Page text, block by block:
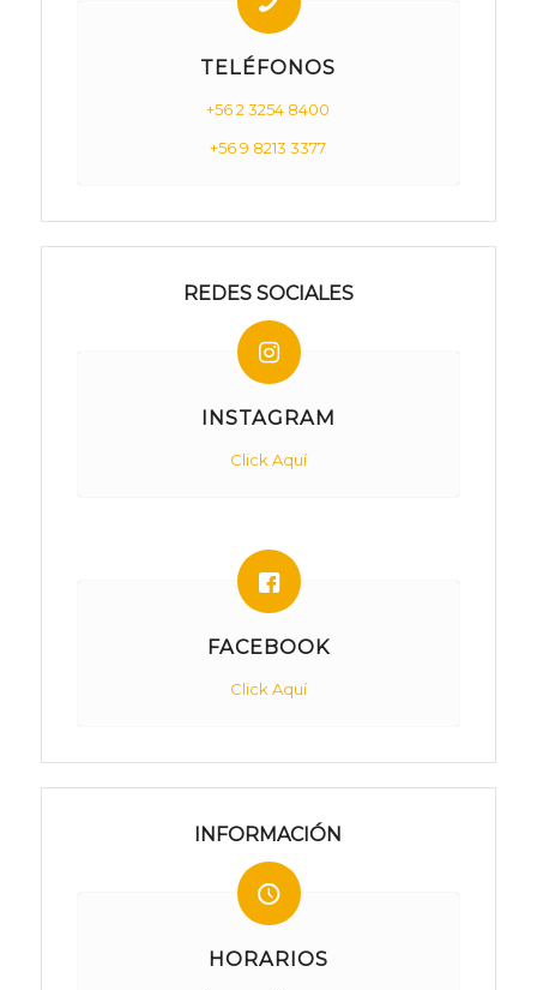
TELÉFONOS
+56 2 3254 8400
+56 9 8213 3377
REDES SOCIALES
INSTAGRAM
Click Aquí
FACEBOOK
Click Aquí
INFORMACIÓN
HORARIOS